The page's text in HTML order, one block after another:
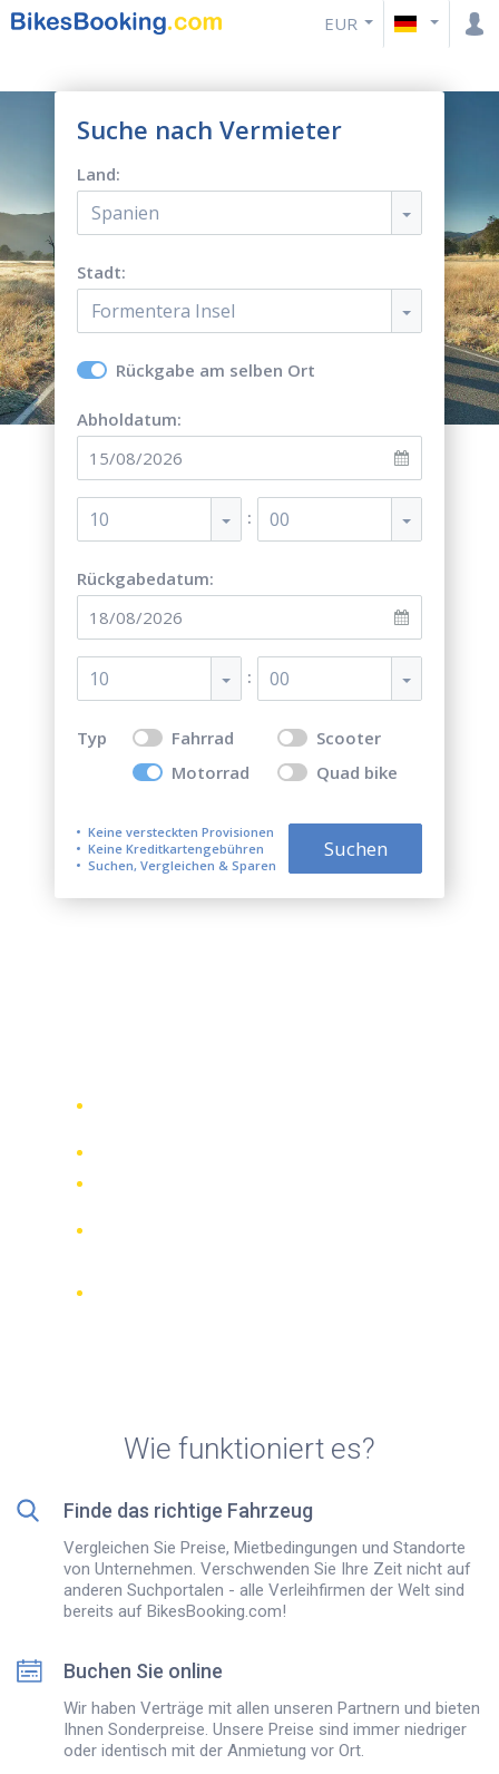
EUR
Suche nach Vermieter
Land:
Spanien
Stadt:
Formentera Insel
Rückgabe am selben Ort
Abholdatum:
10 : 00
Rückgabedatum:
10 : 00
Typ Fahrrad
Scooter
Motorrad
Quad bike
Keine versteckten Provisionen
Keine Kreditkartengebühren
Suchen, Vergleichen & Sparen
Suchen
Wie funktioniert es?
Finde das richtige Fahrzeug
Vergleichen Sie Preise, Mietbedingungen und Standorte
von Unternehmen. Verschwenden Sie Ihre Zeit nicht auf
anderen Suchportalen - alle Verleihfirmen der Welt sind
bereits auf BikesBooking.com!
Buchen Sie online
Wir haben Verträge mit allen unseren Partnern und bieten
Ihnen Sonderpreise. Unsere Preise sind immer niedriger
oder identisch mit der Anmietung vor Ort.